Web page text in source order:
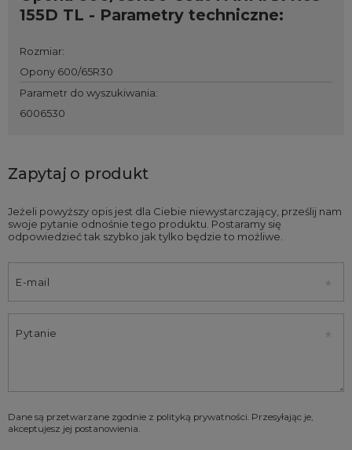
155D TL - Parametry techniczne:
Rozmiar:
Opony 600/65R30
Parametr do wyszukiwania:
6006530
Zapytaj o produkt
Jeżeli powyższy opis jest dla Ciebie niewystarczający, prześlij nam
swoje pytanie odnośnie tego produktu. Postaramy się
odpowiedzieć tak szybko jak tylko będzie to możliwe.
E-mail
Pytanie
Dane są przetwarzane zgodnie z polityką prywatności. Przesyłając je,
akceptujesz jej postanowienia.